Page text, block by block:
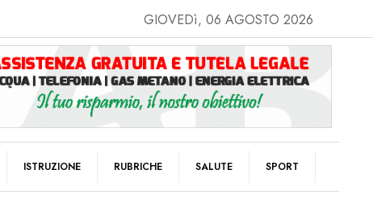
GIOVEDì, 06 AGOSTO 2026
ISTRUZIONE RUBRICHE SALUTE SPORT